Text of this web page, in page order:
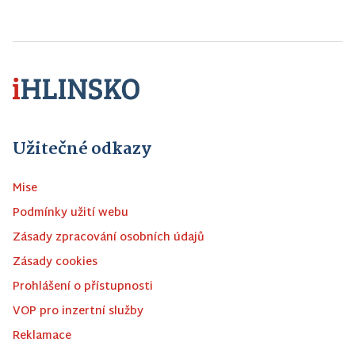
Užitečné odkazy
Mise
Podmínky užití webu
Zásady zpracování osobních údajů
Zásady cookies
Prohlášení o přístupnosti
VOP pro inzertní služby
Reklamace